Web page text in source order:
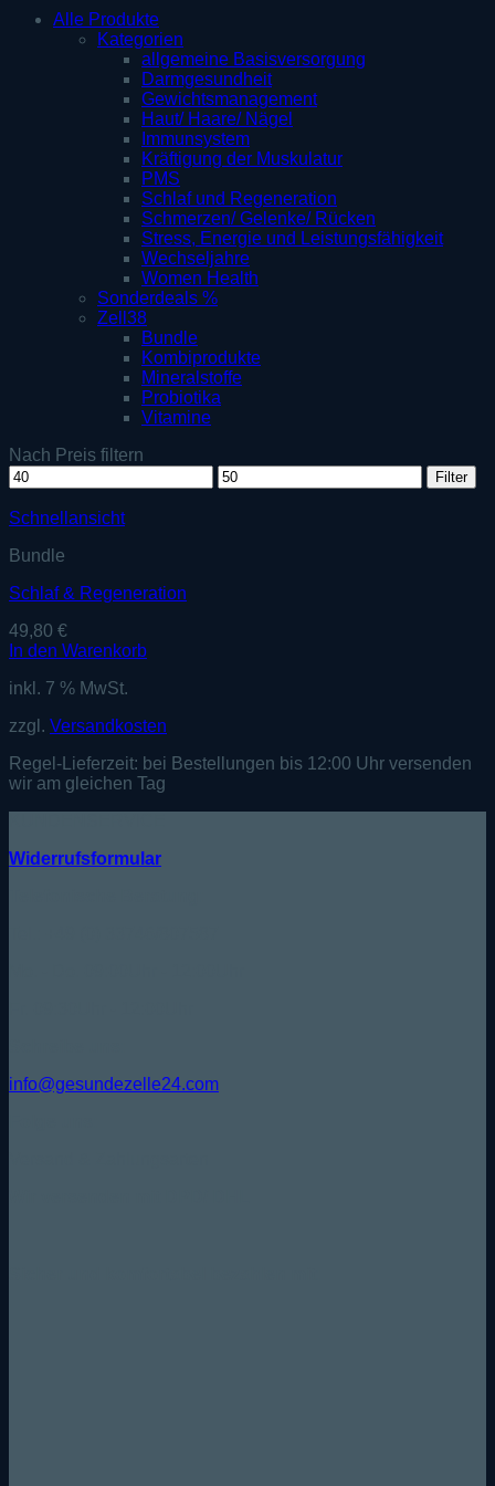
Alle Produkte
Kategorien
allgemeine Basisversorgung
Darmgesundheit
Gewichtsmanagement
Haut/ Haare/ Nägel
Immunsystem
Kräftigung der Muskulatur
PMS
Schlaf und Regeneration
Schmerzen/ Gelenke/ Rücken
Stress, Energie und Leistungsfähigkeit
Wechseljahre
Women Health
Sonderdeals %
Zell38
Bundle
Kombiprodukte
Mineralstoffe
Probiotika
Vitamine
Nach Preis filtern
Min.
Preis
Max.
Preis
Filter
Schnellansicht
Bundle
Schlaf & Regeneration
49,80 €
In den Warenkorb
inkl. 7 % MwSt.
zzgl. Versandkosten
Regel-Lieferzeit: bei Bestellungen bis 12:00 Uhr versenden
wir am gleichen Tag
Widerrufsformular
info@gesundezelle24.com